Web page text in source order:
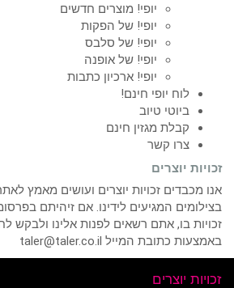
יופי! מוצרים חדשים
יופי! של הפקות
יופי! של סלבס
יופי! של אופנה
יופי! ארכיון כתבות
לוח יופי חינם!
ביוטי טיוב
קבלת מגזין חינם
צרו קשר
זכויות יוצרים
אנו מכבדים זכויות יוצרים ועושים מאמץ
בצילומים המגיעים לידינו. אם זיהיתם
זכויות בו, אתם רשאים לפנות אלינו ולבקש
באמצעות כתובת המייל taler@taler.co.il
זכויות יוצרים